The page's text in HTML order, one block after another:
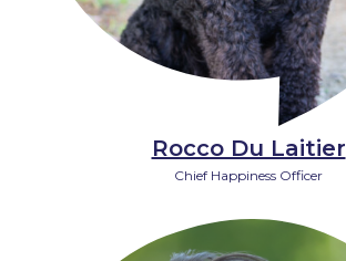
Rocco Du Laitier
Chief Happiness Officer